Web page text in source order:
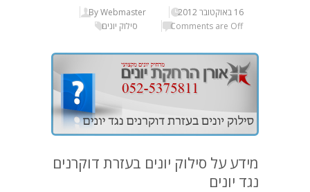
16 באוקטובר 2012
By Webmaster
Comments are Off
סילוק יונים
מידע על סילוק יונים בעזרת דוקרנים
נגד יונים